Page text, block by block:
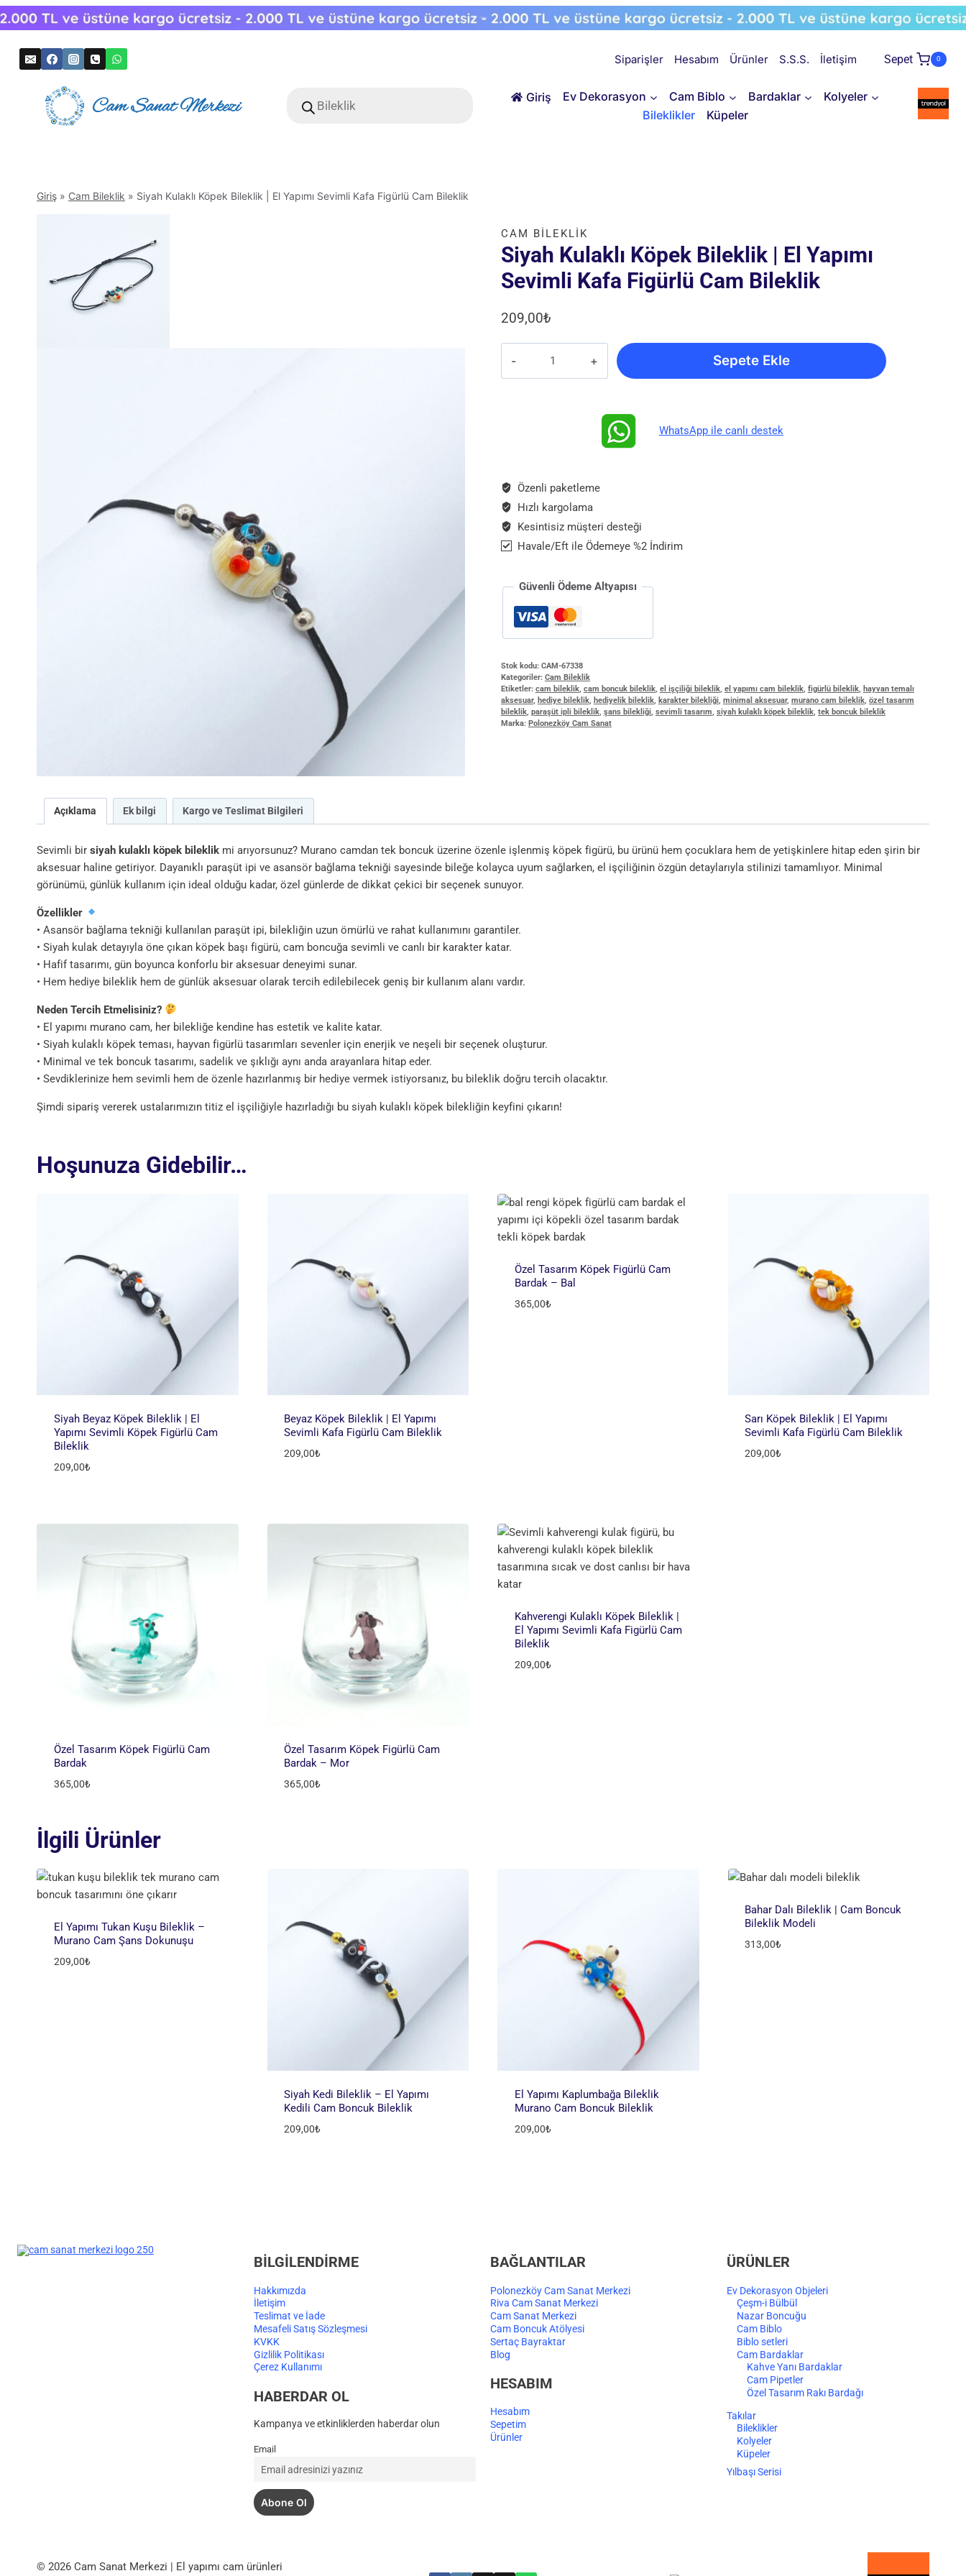
Skip
to
Siparişler Hesabım Ürünler S.S.S. İletişim Sepet 0
search
Giriş Ev Dekorasyon Cam Biblo Bardaklar
Kolyeler
Bileklikler
Küpeler
Giriş » Cam Bileklik » Siyah Kulaklı Köpek Bileklik | El Yapımı Sevimli Kafa Figürlü Cam Bileklik
CAM BILEKLIK
Siyah Kulaklı Köpek Bileklik | El Yapımı
Sevimli Kafa Figürlü Cam Bileklik
209,00₺
Kafa
Figürlü
Cam
Bileklik
Sepete Ekle
WhatsApp ile canlı destek
Özenli paketleme
Hızlı kargolama
Kesintisiz müşteri desteği
Havale/Eft ile Ödemeye %2 İndirim
Güvenli Ödeme Altyapısı
Stok kodu: CAM-67338
Kategoriler: Cam Bileklik
Etiketler: cam bileklik, cam boncuk bileklik, el işçiliği bileklik, el yapımı cam bileklik, figürlü bileklik, hayvan temalı
aksesuar, hediye bileklik, hediyelik bileklik, karakter bilekliği, minimal aksesuar, murano cam bileklik, özel tasarım
bileklik, paraşüt ipli bileklik, şans bilekliği, sevimli tasarım, siyah kulaklı köpek bileklik, tek boncuk bileklik
Marka: Polonezköy Cam Sanat
Açıklama Ek bilgi Kargo ve Teslimat Bilgileri
Sevimli bir siyah kulaklı köpek bileklik mi arıyorsunuz? Murano camdan tek boncuk üzerine özenle işlenmiş köpek figürü, bu ürünü hem çocuklara hem de yetişkinlere hitap eden şirin bir
aksesuar haline getiriyor. Dayanıklı paraşüt ipi ve asansör bağlama tekniği sayesinde bileğe kolayca uyum sağlarken, el işçiliğinin özgün detaylarıyla stilinizi tamamlıyor. Minimal
görünümü, günlük kullanım için ideal olduğu kadar, özel günlerde de dikkat çekici bir seçenek sunuyor.
Özellikler
• Asansör bağlama tekniği kullanılan paraşüt ipi, bilekliğin uzun ömürlü ve rahat kullanımını garantiler.
• Siyah kulak detayıyla öne çıkan köpek başı figürü, cam boncuğa sevimli ve canlı bir karakter katar.
• Hafif tasarımı, gün boyunca konforlu bir aksesuar deneyimi sunar.
• Hem hediye bileklik hem de günlük aksesuar olarak tercih edilebilecek geniş bir kullanım alanı vardır.
Neden Tercih Etmelisiniz?
• El yapımı murano cam, her bilekliğe kendine has estetik ve kalite katar.
• Siyah kulaklı köpek teması, hayvan figürlü tasarımları sevenler için enerjik ve neşeli bir seçenek oluşturur.
• Minimal ve tek boncuk tasarımı, sadelik ve şıklığı aynı anda arayanlara hitap eder.
• Sevdiklerinize hem sevimli hem de özenle hazırlanmış bir hediye vermek istiyorsanız, bu bileklik doğru tercih olacaktır.
Şimdi sipariş vererek ustalarımızın titiz el işçiliğiyle hazırladığı bu siyah kulaklı köpek bilekliğin keyfini çıkarın!
Hoşunuza Gidebilir…
Siyah Beyaz Köpek Bileklik | El
Yapımı Sevimli Köpek Figürlü Cam
Bileklik
209,00₺
Beyaz Köpek Bileklik | El Yapımı
Sevimli Kafa Figürlü Cam Bileklik
209,00₺
Özel Tasarım Köpek Figürlü Cam
Bardak – Bal
365,00₺
Sarı Köpek Bileklik | El Yapımı
Sevimli Kafa Figürlü Cam Bileklik
209,00₺
Özel Tasarım Köpek Figürlü Cam
Bardak
365,00₺
Özel Tasarım Köpek Figürlü Cam
Bardak – Mor
365,00₺
Kahverengi Kulaklı Köpek Bileklik |
El Yapımı Sevimli Kafa Figürlü Cam
Bileklik
209,00₺
İlgili Ürünler
El Yapımı Tukan Kuşu Bileklik –
Murano Cam Şans Dokunuşu
209,00₺
Siyah Kedi Bileklik – El Yapımı
Kedili Cam Boncuk Bileklik
209,00₺
El Yapımı Kaplumbağa Bileklik
Murano Cam Boncuk Bileklik
209,00₺
Bahar Dalı Bileklik | Cam Boncuk
Bileklik Modeli
313,00₺
BİLGİLENDİRME
Hakkımızda
İletişim
Teslimat ve İade
Mesafeli Satış Sözleşmesi
KVKK
Gizlilik Politikası
Çerez Kullanımı
HABERDAR OL
Kampanya ve etkinliklerden haberdar olun
Email
BAĞLANTILAR
Polonezköy Cam Sanat Merkezi
Riva Cam Sanat Merkezi
Cam Sanat Merkezi
Cam Boncuk Atölyesi
Sertaç Bayraktar
Blog
HESABIM
Hesabım
Sepetim
Ürünler
ÜRÜNLER
Ev Dekorasyon Objeleri
Çeşm-i Bülbül
Nazar Boncuğu
Cam Biblo
Biblo setleri
Cam Bardaklar
Kahve Yanı Bardaklar
Cam Pipetler
Özel Tasarım Rakı Bardağı
Takılar
Bileklikler
Kolyeler
Küpeler
Yılbaşı Serisi
© 2026 Cam Sanat Merkezi | El yapımı cam ürünleri